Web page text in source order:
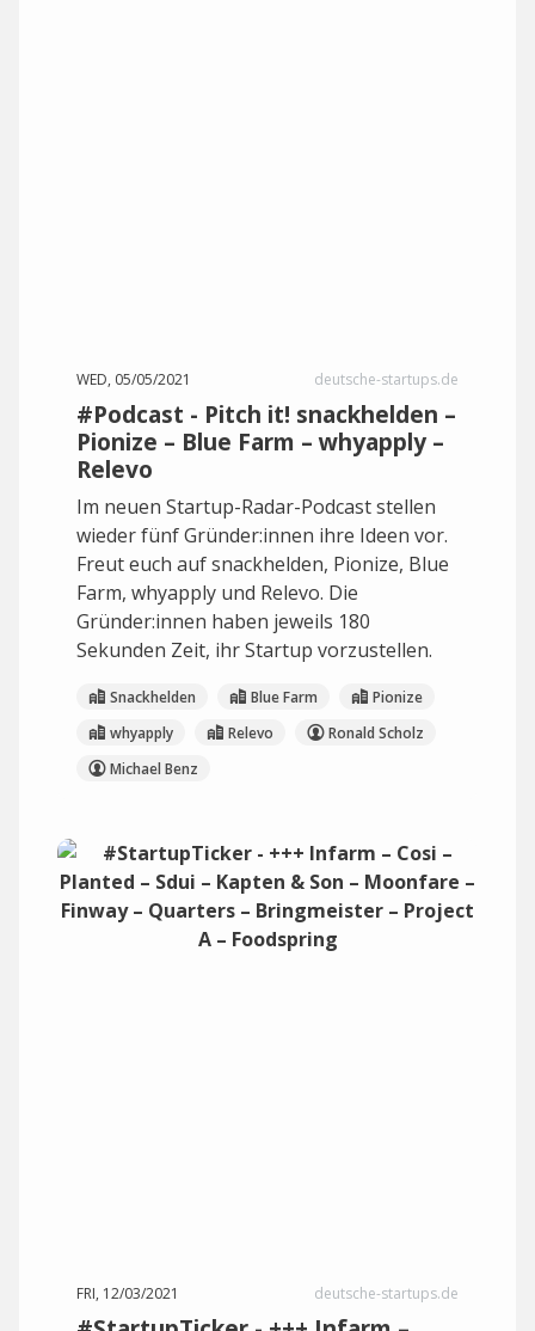
WED, 05/05/2021 deutsche-startups.de
#Podcast - Pitch it! snackhelden –
Pionize – Blue Farm – whyapply –
Relevo
Im neuen Startup-Radar-Podcast stellen
wieder fünf Gründer:innen ihre Ideen vor.
Freut euch auf snackhelden, Pionize, Blue
Farm, whyapply und Relevo. Die
Gründer:innen haben jeweils 180
Sekunden Zeit, ihr Startup vorzustellen.
Snackhelden Blue Farm
Pionize
whyapply
Relevo
Ronald Scholz
Michael Benz
FRI, 12/03/2021 deutsche-startups.de